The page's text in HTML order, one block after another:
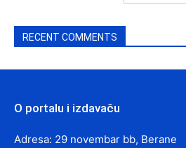
RECENT COMMENTS
O portalu i izdavaču
Adresa: 29 novembar bb, Berane